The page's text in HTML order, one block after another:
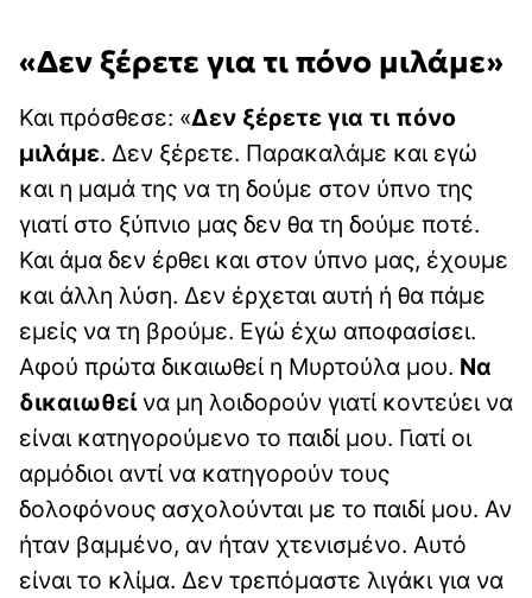
«Δεν ξέρετε για τι πόνο μιλάμε»
Και πρόσθεσε: «Δεν ξέρετε για τι πόνο
μιλάμε. Δεν ξέρετε. Παρακαλάμε και εγώ
και η μαμά της να τη δούμε στον ύπνο της
γιατί στο ξύπνιο μας δεν θα τη δούμε ποτέ.
Και άμα δεν έρθει και στον ύπνο μας, έχουμε
και άλλη λύση. Δεν έρχεται αυτή ή θα πάμε
εμείς να τη βρούμε. Εγώ έχω αποφασίσει.
Αφού πρώτα δικαιωθεί η Μυρτούλα μου. Να
δικαιωθείνα μη λοιδορούν γιατί κοντεύει να
είναι κατηγορούμενο το παιδί μου. Γιατί οι
αρμόδιοι αντί να κατηγορούν τους
δολοφόνους ασχολούνται με το παιδί μου. Αν
ήταν βαμμένο, αν ήταν χτενισμένο. Αυτό
είναι το κλίμα. Δεν τρεπόμαστε λιγάκι για να